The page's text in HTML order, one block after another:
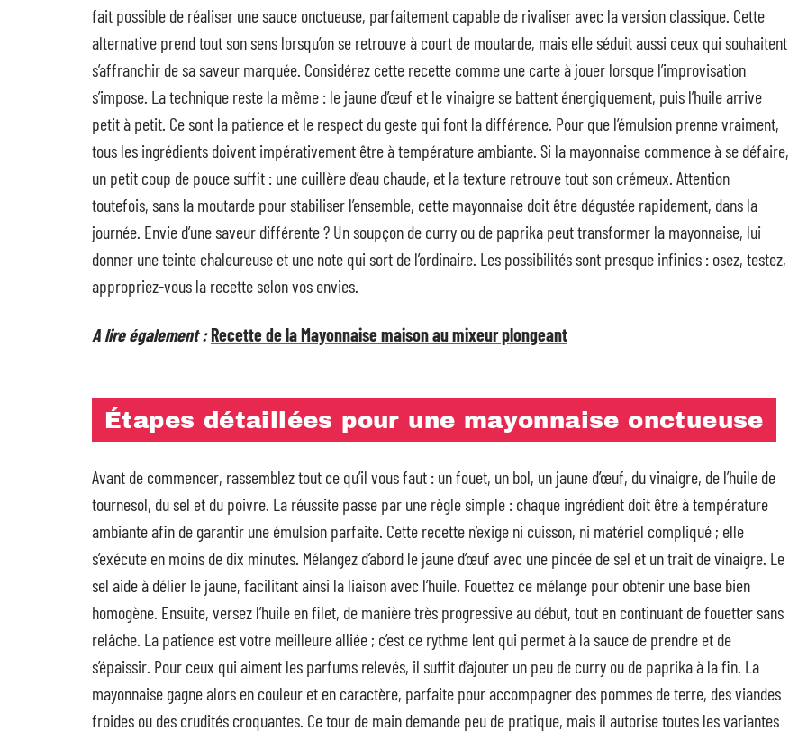
fait possible de réaliser une sauce onctueuse, parfaitement capable de rivaliser avec la version classique. Cette
alternative prend tout son sens lorsqu’on se retrouve à court de moutarde, mais elle séduit aussi ceux qui souhaitent
s’affranchir de sa saveur marquée. Considérez cette recette comme une carte à jouer lorsque l’improvisation
s’impose. La technique reste la même : le jaune d’œuf et le vinaigre se battent énergiquement, puis l’huile arrive
petit à petit. Ce sont la patience et le respect du geste qui font la différence. Pour que l’émulsion prenne vraiment,
tous les ingrédients doivent impérativement être à température ambiante. Si la mayonnaise commence à se défaire,
un petit coup de pouce suffit : une cuillère d’eau chaude, et la texture retrouve tout son crémeux. Attention
toutefois, sans la moutarde pour stabiliser l’ensemble, cette mayonnaise doit être dégustée rapidement, dans la
journée. Envie d’une saveur différente ? Un soupçon de curry ou de paprika peut transformer la mayonnaise, lui
donner une teinte chaleureuse et une note qui sort de l’ordinaire. Les possibilités sont presque infinies : osez, testez,
appropriez-vous la recette selon vos envies.
A lire également :Recette de la Mayonnaise maison au mixeur plongeant
Étapes détaillées pour une mayonnaise onctueuse
Avant de commencer, rassemblez tout ce qu’il vous faut : un fouet, un bol, un jaune d’œuf, du vinaigre, de l’huile de
tournesol, du sel et du poivre. La réussite passe par une règle simple : chaque ingrédient doit être à température
ambiante afin de garantir une émulsion parfaite. Cette recette n’exige ni cuisson, ni matériel compliqué ; elle
s’exécute en moins de dix minutes. Mélangez d’abord le jaune d’œuf avec une pincée de sel et un trait de vinaigre. Le
sel aide à délier le jaune, facilitant ainsi la liaison avec l’huile. Fouettez ce mélange pour obtenir une base bien
homogène. Ensuite, versez l’huile en filet, de manière très progressive au début, tout en continuant de fouetter sans
relâche. La patience est votre meilleure alliée ; c’est ce rythme lent qui permet à la sauce de prendre et de
s’épaissir. Pour ceux qui aiment les parfums relevés, il suffit d’ajouter un peu de curry ou de paprika à la fin. La
mayonnaise gagne alors en couleur et en caractère, parfaite pour accompagner des pommes de terre, des viandes
froides ou des crudités croquantes. Ce tour de main demande peu de pratique, mais il autorise toutes les variantes